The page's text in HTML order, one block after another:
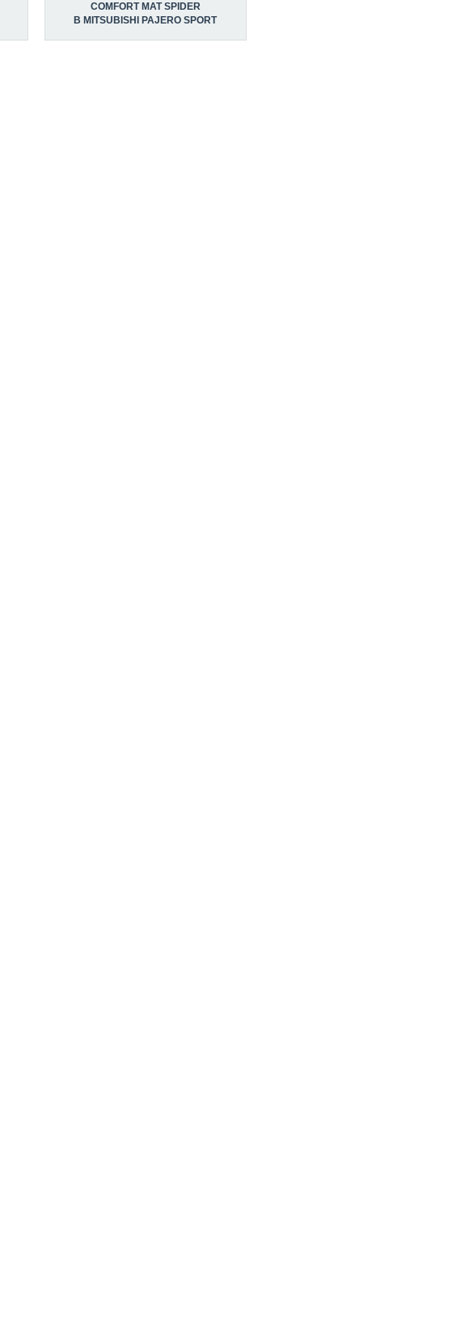
COMFORT MAT SPIDER
В MITSUBISHI PAJERO SPORT